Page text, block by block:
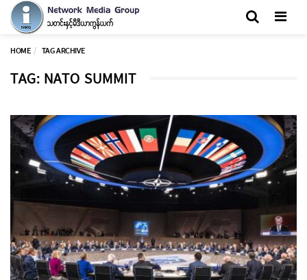
HOME TAG ARCHIVE
TAG: NATO SUMMIT